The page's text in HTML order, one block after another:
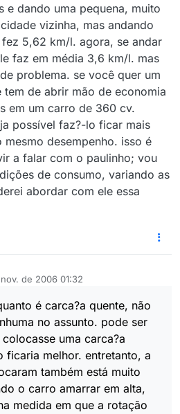
e dando uma pequena, muito
vizinha, mas andando
5,62 km/l. agora, se andar
faz em média 3,6 km/l. mas
problema. se você quer um
de abrir mão de economia
em um carro de 360 cv.
possível faz?-lo ficar mais
desempenho. isso é
a falar com o paulinho; vou
de consumo, variando as
abordar com ele essa
de 2006 01:32
é carca?a quente, não
no assunto. pode ser
uma carca?a
ficaria melhor. entretanto, a
também está muito
o carro amarrar em alta,
medida em que a rotação